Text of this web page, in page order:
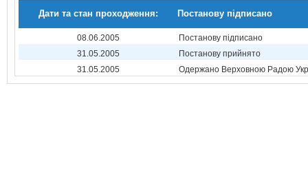
Дати та стан проходження: Постанову підписано
08.06.2005
Постанову підписано
31.05.2005
Постанову прийнято
31.05.2005
Одержано Верховною Радою